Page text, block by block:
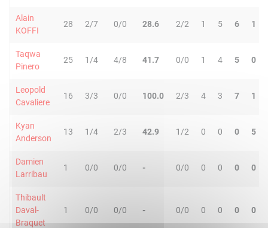
Alain
KOFFI
28 2/7 0/0 28.6 2/2 1 5 6 1
Taqwa
Pinero
25 1/4 4/8 41.7 0/0 1 4 5 0
Leopold
Cavaliere
16 3/3 0/0 100.0 2/3 4 3 7 1
Kyan
Anderson
13 1/4 2/3 42.9 1/2 0 0 0 5
Damien
Larribau
1 0/0 0/0 - 0/0 0 0 0 0
Thibault
Daval-
Braquet
1 0/0 0/0 - 0/0 0 0 0 0